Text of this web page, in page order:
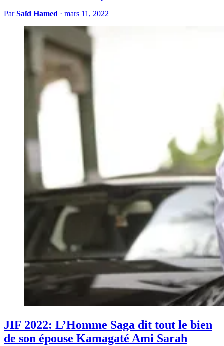
ParSaïd Hamed · mars 11, 2022
JIF 2022: L’Homme Saga dit tout le bien
de son épouse Kamagaté Ami Sarah